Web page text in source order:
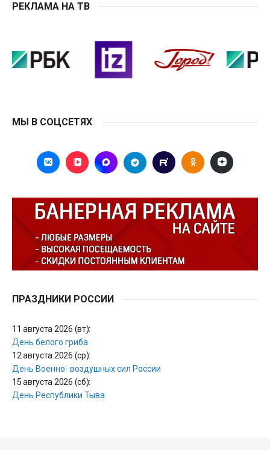
РЕКЛАМА НА ТВ
МЫ В СОЦСЕТЯХ
ПРАЗДНИКИ РОССИИ
11 августа 2026 (вт):
День белого гриба
12 августа 2026 (ср):
День Военно- воздушных сил России
15 августа 2026 (сб):
День Республики Тыва